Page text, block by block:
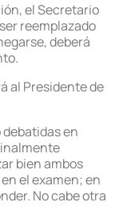
el Secretario
reemplazado
deberá
al Presidente de
en
bien ambos
el examen; en
No cabe otra